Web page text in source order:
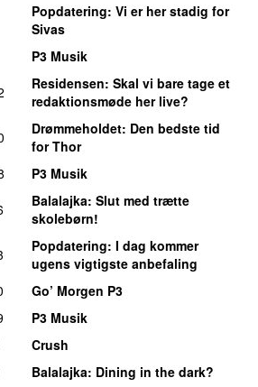
Popdatering: Vi er her stadig for
Sivas
P3 Musik
Residensen: Skal vi bare tage et
redaktionsmøde her live?
Drømmeholdet: Den bedste tid
for Thor
P3 Musik
Balalajka: Slut med trætte
skolebørn!
Popdatering: I dag kommer
ugens vigtigste anbefaling
Go’ Morgen P3
P3 Musik
Crush
Balalajka: Dining in the dark?